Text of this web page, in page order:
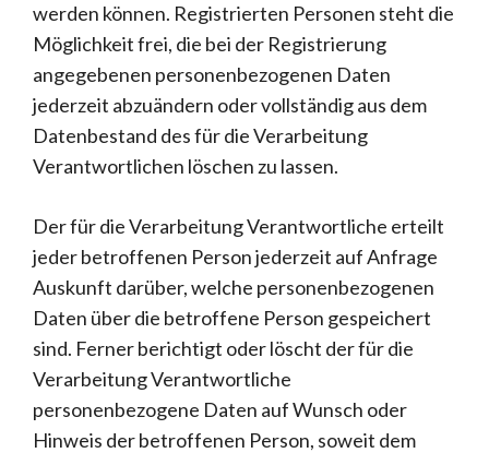
werden können. Registrierten Personen steht die
Möglichkeit frei, die bei der Registrierung
angegebenen personenbezogenen Daten
jederzeit abzuändern oder vollständig aus dem
Datenbestand des für die Verarbeitung
Verantwortlichen löschen zu lassen.
Der für die Verarbeitung Verantwortliche erteilt
jeder betroffenen Person jederzeit auf Anfrage
Auskunft darüber, welche personenbezogenen
Daten über die betroffene Person gespeichert
sind. Ferner berichtigt oder löscht der für die
Verarbeitung Verantwortliche
personenbezogene Daten auf Wunsch oder
Hinweis der betroffenen Person, soweit dem